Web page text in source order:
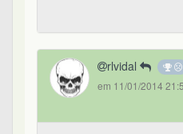
rlvidal
em 11/01/2014